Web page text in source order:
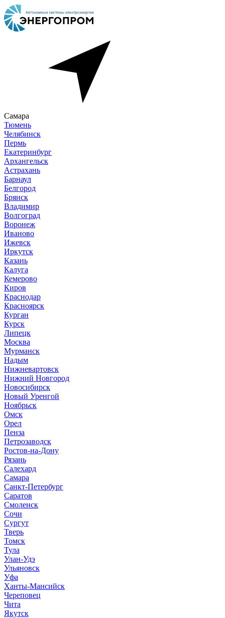
Самара
Тюмень
Челябинск
Пермь
Екатеринбург
Архангельск
Астрахань
Барнаул
Белгород
Брянск
Владимир
Волгоград
Воронеж
Иваново
Ижевск
Иркутск
Казань
Калуга
Кемерово
Киров
Краснодар
Красноярск
Курган
Курск
Липецк
Москва
Мурманск
Надым
Нижневартовск
Нижний Новгород
Новосибирск
Новый Уренгой
Ноябрьск
Омск
Орел
Пенза
Петрозаводск
Ростов-на-Дону
Рязань
Салехард
Самара
Санкт-Петербург
Саратов
Смоленск
Сочи
Сургут
Тверь
Томск
Тула
Улан-Удэ
Ульяновск
Уфа
Ханты-Мансийск
Череповец
Чита
Якутск